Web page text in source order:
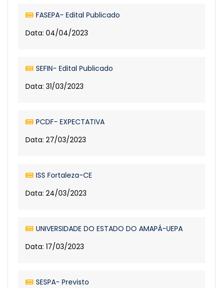
FASEPA- Edital Publicado
Data: 04/04/2023
SEFIN- Edital Publicado
Data: 31/03/2023
PCDF- EXPECTATIVA
Data: 27/03/2023
ISS Fortaleza-CE
Data: 24/03/2023
UNIVERSIDADE DO ESTADO DO AMAPÁ-UEPA
Data: 17/03/2023
SESPA- Previsto